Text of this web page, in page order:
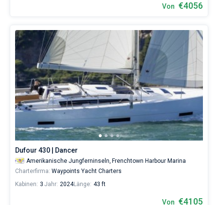
Von €4056
Dufour 430 | Dancer
Amerikanische Jungferninseln, Frenchtown Harbour Marina
Charterfirma: Waypoints Yacht Charters
Kabinen: 3 Jahr: 2024Länge: 43 ft
Von €4105